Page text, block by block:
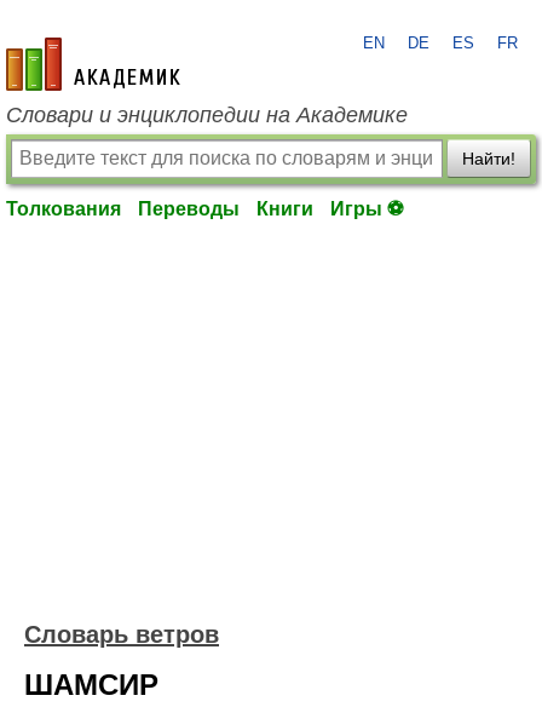
academic.ru
EN DE ES FR
Словари и энциклопедии на Академике
Найти!
Толкования Переводы Книги Игры ⚽
Словарь ветров
ШАМСИР